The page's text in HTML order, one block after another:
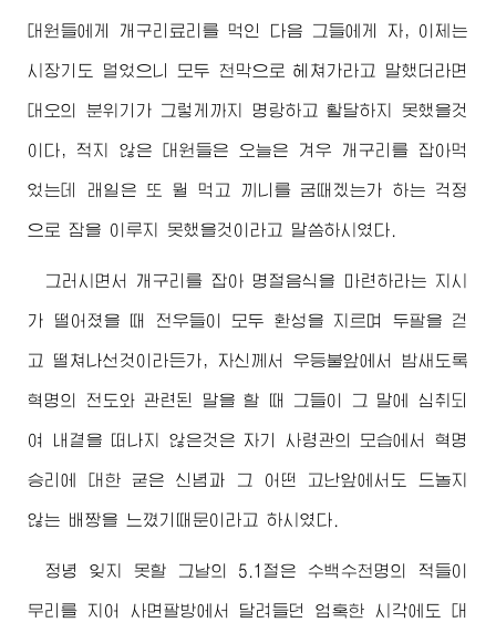
대원들에게 개구리료리를 먹인 다음 그들에게 자, 이제는
시장기도 덜었으니 모두 천막으로 헤쳐가라고 말했더라면
대오의 분위기가 그렇게까지 명랑하고 활달하지 못했을것
이다, 적지 않은 대원들은 오늘은 겨우 개구리를 잡아먹
었는데 래일은 또 뭘 먹고 끼니를 굼때겠는가 하는 걱정
으로 잠을 이루지 못했을것이라고 말씀하시였다.
그러시면서 개구리를 잡아 명절음식을 마련하라는 지시
가 떨어졌을 때 전우들이 모두 환성을 지르며 두팔을 걷
고 떨쳐나선것이라든가, 자신께서 우등불앞에서 밤새도록
혁명의 전도와 관련된 말을 할 때 그들이 그 말에 심취되
여 내곁을 떠나지 않은것은 자기 사령관의 모습에서 혁명
승리에 대한 굳은 신념과 그 어떤 고난앞에서도 드놀지
않는 배짱을 느꼈기때문이라고 하시였다.
정녕 잊지 못할 그날의 5.1절은 수백수천명의 적들이
무리를 지어 사면팔방에서 달려들던 엄혹한 시각에도 대